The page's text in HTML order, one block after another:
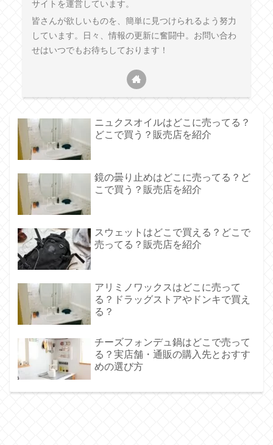
サイトを運営しています。
皆さんが欲しいものを、簡単に見つけられるよう努力
しています。日々、情報の更新に奮闘中。お問い合わ
せはいつでもお待ちしております！
ニュクスオイルはどこに売ってる？
どこで買う？販売店を紹介
鏡の曇り止めはどこに売ってる？ど
こで買う？販売店を紹介
スウェットはどこで買える？どこで
売ってる？販売店を紹介
アリミノワックスはどこに売って
る？ドラッグストアやドンキで買え
る？
チーズフォンデュ鍋はどこで売って
る？実店舗・通販の購入先とおすす
めの選び方